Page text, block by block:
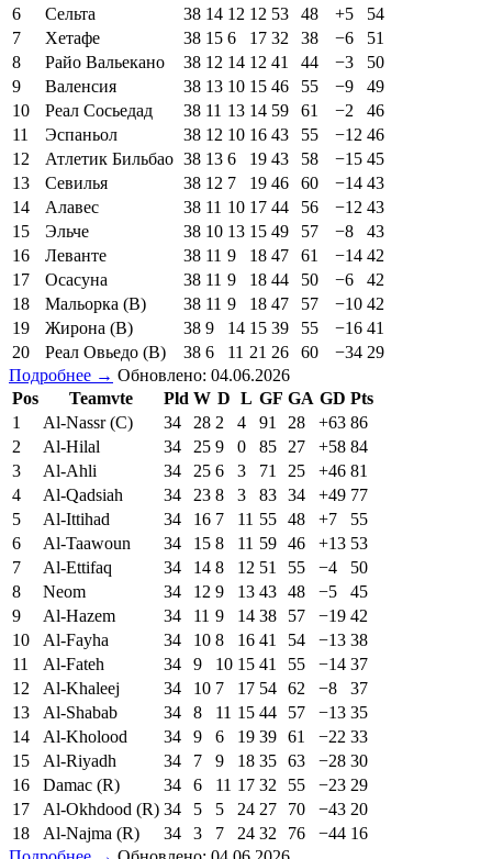
6
Сельта 38 14 12 12 53 48 +5
54
7
Хетафе 38 15 6 17 32 38 −6
51
8
Райо Вальекано 38 12 14 12 41 44 −3
50
9
Валенсия 38 13 10 15 46 55 −9
49
10
Реал Сосьедад 38 11 13 14 59 61 −2
46
11
Эспаньол 38 12 10 16 43 55 −12 46
12
Атлетик Бильбао 38 13 6 19 43 58 −15 45
13
Севилья 38 12 7 19 46 60 −14 43
14
Алавес 38 11 10 17 44 56 −12 43
15
Эльче 38 10 13 15 49 57 −8
43
16
Леванте 38 11 9 18 47 61 −14 42
17
Осасуна 38 11 9 18 44 50 −6
42
18
Мальорка (В) 38 11 9 18 47 57 −10 42
19
Жирона (В) 38 9 14 15 39 55 −16 41
20
Реал Овьедо (В) 38 6 11 21 26 60 −34 29
Подробнее → Обновлено: 04.06.2026
Pos
Teamvte Pld W D L GF GA GD Pts
1
Al-Nassr (C) 34 28 2 4 91 28 +63 86
2
Al-Hilal 34 25 9 0 85 27 +58 84
3
Al-Ahli 34 25 6 3 71 25 +46 81
4
Al-Qadsiah 34 23 8 3 83 34 +49 77
5
Al-Ittihad 34 16 7 11 55 48 +7
55
6
Al-Taawoun 34 15 8 11 59 46 +13 53
7
Al-Ettifaq 34 14 8 12 51 55 −4
50
8
Neom 34 12 9 13 43 48 −5
45
9
Al-Hazem 34 11 9 14 38 57 −19 42
10
Al-Fayha 34 10 8 16 41 54 −13 38
11
Al-Fateh 34 9 10 15 41 55 −14 37
12
Al-Khaleej 34 10 7 17 54 62 −8
37
13
Al-Shabab 34 8 11 15 44 57 −13 35
14
Al-Kholood 34 9 6 19 39 61 −22 33
15
Al-Riyadh 34 7 9 18 35 63 −28 30
16
Damac (R) 34 6 11 17 32 55 −23 29
17
Al-Okhdood (R) 34 5 5 24 27 70 −43 20
18
Al-Najma (R) 34 3 7 24 32 76 −44 16